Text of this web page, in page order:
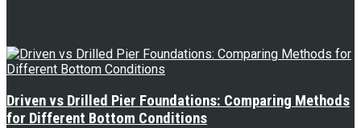
Driven vs Drilled Pier Foundations: Comparing Methods
for Different Bottom Conditions